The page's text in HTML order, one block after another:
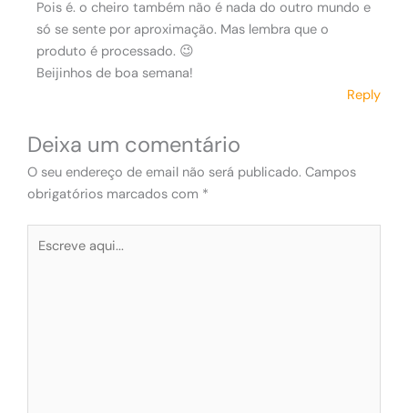
Pois é. o cheiro também não é nada do outro mundo e
só se sente por aproximação. Mas lembra que o
produto é processado. 😉
Beijinhos de boa semana!
Reply
Deixa um comentário
O seu endereço de email não será publicado. Campos
obrigatórios marcados com *